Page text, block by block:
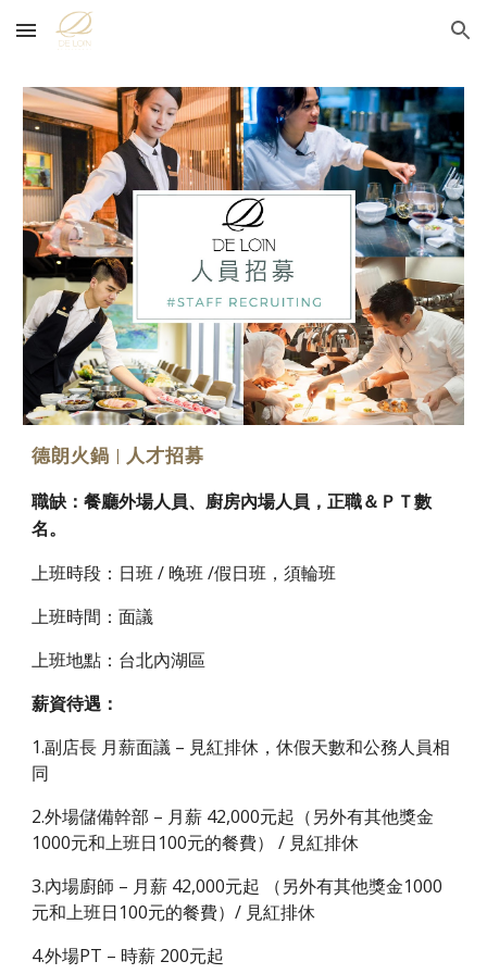
Skip to main content Skip to navigation
德朗火鍋 | 人才招募
職缺：餐廳外場人員、廚房內場人員，正職＆ＰＴ數
名。
上班時段：日班 / 晚班 /假日班，須輪班
上班時間：面議
上班地點：台北內湖區
薪資待遇：
1.副店長 月薪面議 – 見紅排休，休假天數和公務人員相
同
2.外場儲備幹部 – 月薪 42,000元起（另外有其他獎金
1000元和上班日100元的餐費） / 見紅排休
3.內場廚師 – 月薪 42,000元起 （另外有其他獎金1000
元和上班日100元的餐費）/ 見紅排休
4.外場PT – 時薪 200元起